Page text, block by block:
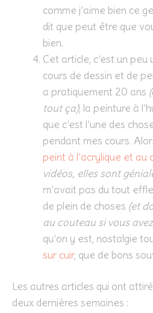
comme j’aime bien ce
dit que peut être que
bien.
Cet article, c’est un
cours de dessin et de
a pratiquement 20 ans
tout ça), la peinture à
que c’est l’une des
pendant mes cours.
peint à l’acrylique et au
vidéos, elles sont
m’avait pas du tout
de plein de choses (et
au couteau si vous
qu’on y est, nostalgie
sur cuir, que de bons
Les autres articles qui ont
deux dernières semaines :